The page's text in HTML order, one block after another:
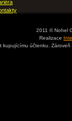
2011 © Nohel
Realizace
účtenku.